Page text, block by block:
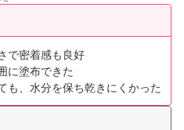
で密着感も良好
に塗布できた
も、水分を保ち乾きにくかった